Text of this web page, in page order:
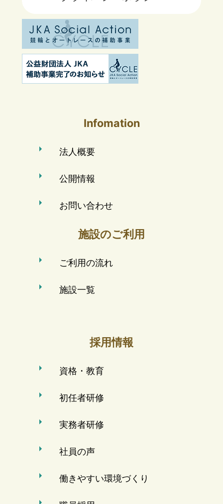
Infomation
法人概要
公開情報
お問い合わせ
施設のご利用
ご利用の流れ
施設一覧
採用情報
資格・教育
初任者研修
実務者研修
社員の声
働きやすい環境づくり